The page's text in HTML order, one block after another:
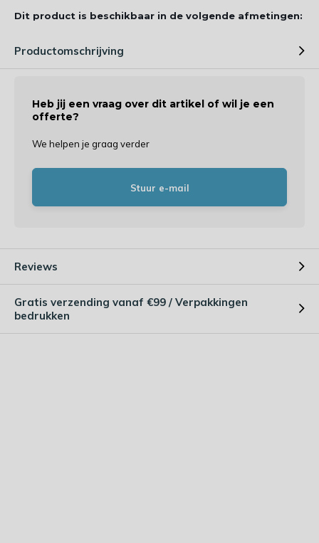
Dit product is beschikbaar in de volgende afmetingen:
Productomschrijving
Heb jij een vraag over dit artikel of wil je een
offerte?
We helpen je graag verder
Stuur e-mail
Reviews
Gratis verzending vanaf €99 / Verpakkingen
bedrukken